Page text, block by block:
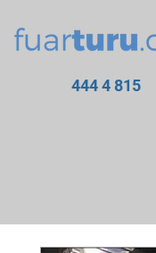
444 4 815